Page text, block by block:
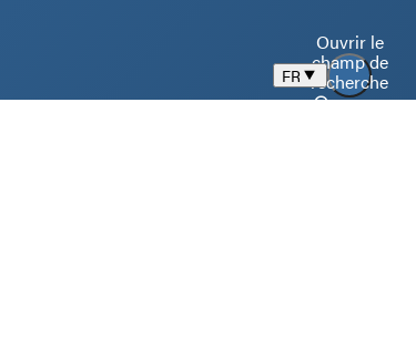
FR
Ouvrir le
champ de
recherche